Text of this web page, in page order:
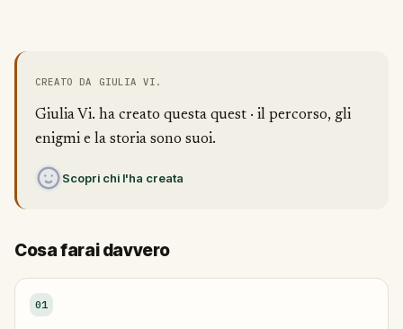
CREATO DA GIULIA VI.
Giulia Vi. ha creato questa quest · il percorso, gli
enigmi e la storia sono suoi.
Scopri chi l'ha creata
Cosa farai davvero
01